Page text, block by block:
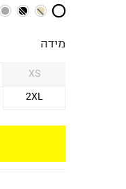
מידה
XS
2XL